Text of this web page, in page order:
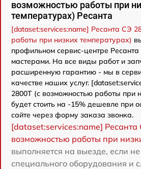
возможностью работы при
температурах) Ресанта
[dataset:services:name] Ресанта СЭ
работы при низких температурах)
профильном сервис-центре
мастерами. На все виды работ и
расширенную гарантию - мы в
качестве наших услуг.
2800Т (с возможностью работы при
будет стоить на -15% дешевле при
сайте через форму заказа звонка.
[dataset:services:name]
возможностью работы при
выполняется на выезде, если не
специального оборудования и